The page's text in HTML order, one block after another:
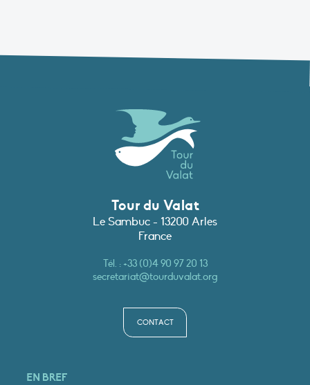
Tour du Valat
Le Sambuc - 13200 Arles
France
Tél. :+33 (0)4 90 97 20 13
secretariat@tourduvalat.org
CONTACT
EN BREF